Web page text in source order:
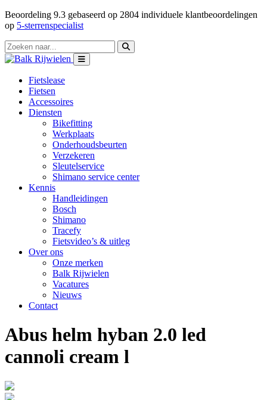
Beoordeling 9.3 gebaseerd op 2804 individuele klantbeoordelingen
op 5-sterrenspecialist
Fietslease
Fietsen
Accessoires
Diensten
Bikefitting
Werkplaats
Onderhoudsbeurten
Verzekeren
Sleutelservice
Shimano service center
Kennis
Handleidingen
Bosch
Shimano
Tracefy
Fietsvideo’s & uitleg
Over ons
Onze merken
Balk Rijwielen
Vacatures
Nieuws
Contact
Abus helm hyban 2.0 led
cannoli cream l